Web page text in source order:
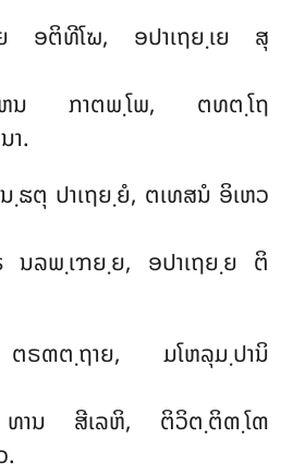
ຍ ອຕິທີໂຆ, ອປາເຖຍ຺ເຍ ສຸ
ຫນ ກາຕພ຺ໂພ, ຕທຕ຺ໂຖ
.
ຘຕຸ ປາເຖຍ຺ຍໍ, ຕເທສນໍ ອິເຫວ
ນລພ຺ເຠຍ຺ຍ, ອປາເຖຍ຺ຍ ຕິ
ຣຓຕ຺ຖາຍ, ມໂຫລຸມ຺ປານິ
ທານ ສີເລຫິ, ຕິວິຕ຺ຕິຓ຺ໂຓ